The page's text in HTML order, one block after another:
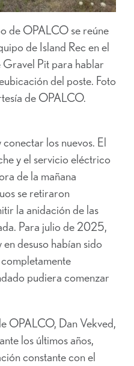
de OPALCO se reúne
de Island Rec en el
Gravel Pit para hablar
del poste. Foto
de OPALCO.
los nuevos. El
y el servicio eléctrico
de la mañana
se retiraron
la anidación de las
Para julio de 2025,
desuso habían sido
pudiera comenzar
OPALCO, Dan Vekved,
los últimos años,
constante con el